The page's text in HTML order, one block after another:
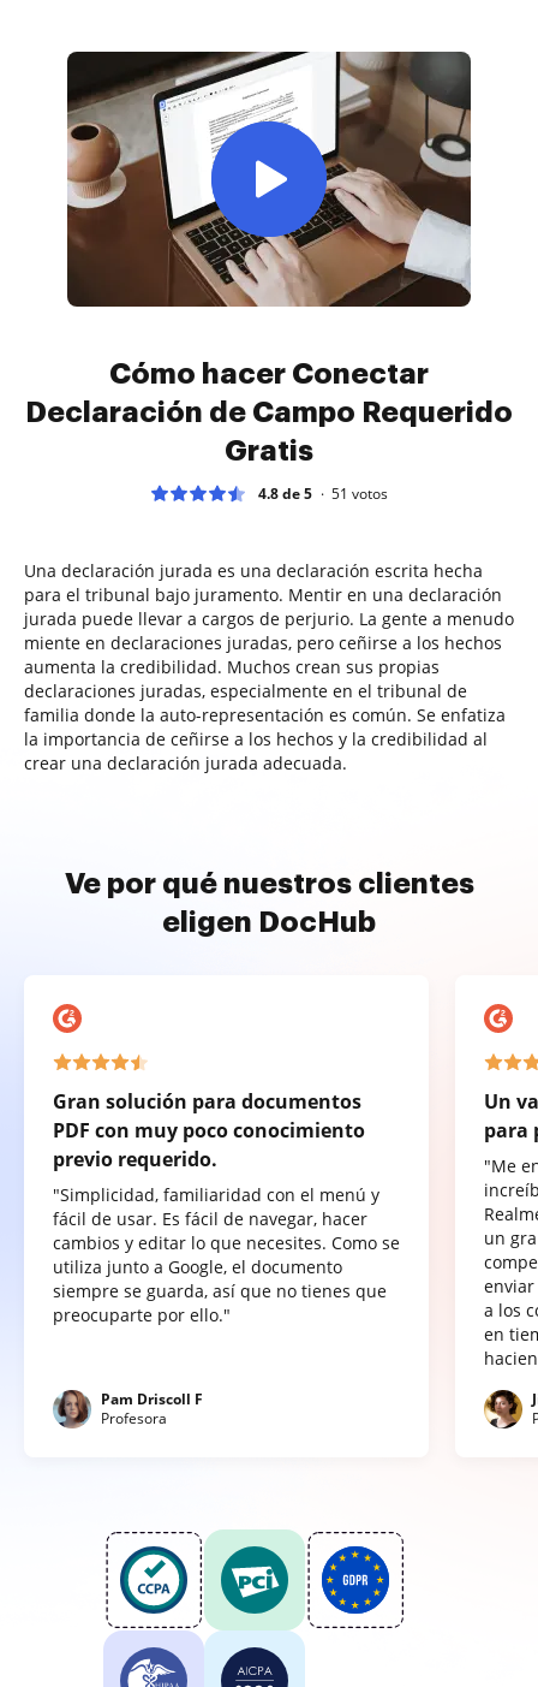
Cómo hacer Conectar
Declaración de Campo Requerido
Gratis
4.8 de 5 51 votos
Una declaración jurada es una declaración escrita hecha
para el tribunal bajo juramento. Mentir en una declaración
jurada puede llevar a cargos de perjurio. La gente a menudo
miente en declaraciones juradas, pero ceñirse a los hechos
aumenta la credibilidad. Muchos crean sus propias
declaraciones juradas, especialmente en el tribunal de
familia donde la auto-representación es común. Se enfatiza
la importancia de ceñirse a los hechos y la credibilidad al
crear una declaración jurada adecuada.
Ve por qué nuestros clientes
eligen DocHub
Gran solución para documentos
PDF con muy poco conocimiento
previo requerido.
"Simplicidad, familiaridad con el menú y
fácil de usar. Es fácil de navegar, hacer
cambios y editar lo que necesites. Como se
utiliza junto a Google, el documento
siempre se guarda, así que no tienes que
preocuparte por ello."
Pam Driscoll F
Profesora
Un
para
"Me
un
a los
en